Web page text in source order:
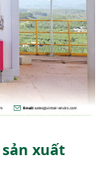
xuất